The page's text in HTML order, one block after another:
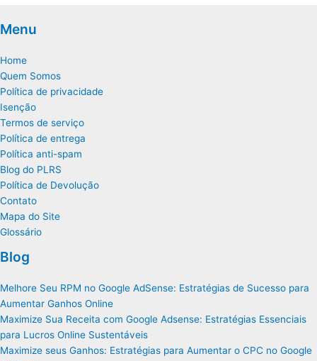
Menu
Home
Quem Somos
Política de privacidade
Isenção
Termos de serviço
Política de entrega
Política anti-spam
Blog do PLRS
Política de Devolução
Contato
Mapa do Site
Glossário
Blog
Melhore Seu RPM no Google AdSense: Estratégias de Sucesso para
Aumentar Ganhos Online
Maximize Sua Receita com Google Adsense: Estratégias Essenciais
para Lucros Online Sustentáveis
Maximize seus Ganhos: Estratégias para Aumentar o CPC no Google